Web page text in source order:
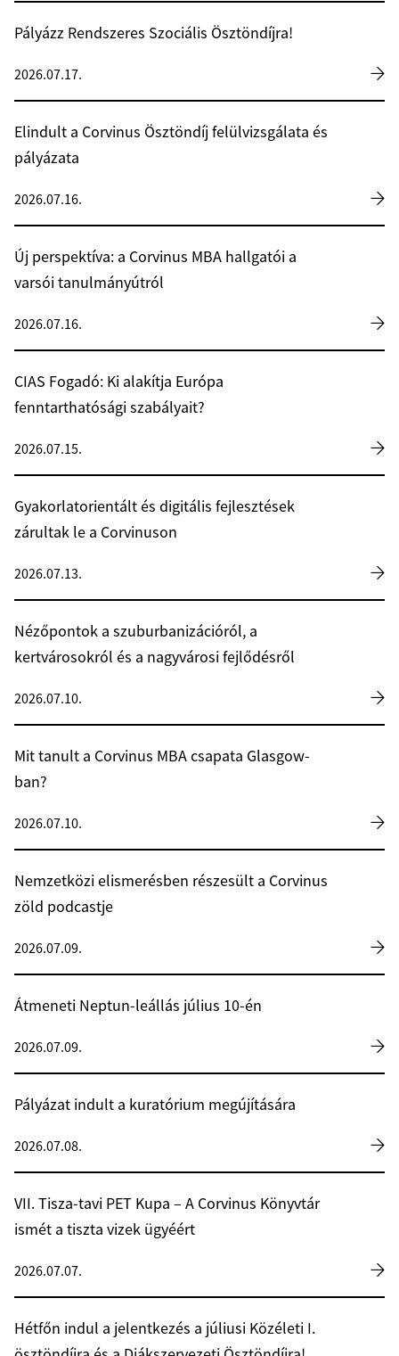
Pályázz Rendszeres Szociális Ösztöndíjra!
2026.07.17.
Elindult a Corvinus Ösztöndíj felülvizsgálata és
pályázata
2026.07.16.
Új perspektíva: a Corvinus MBA hallgatói a
varsói tanulmányútról
2026.07.16.
CIAS Fogadó: Ki alakítja Európa
fenntarthatósági szabályait?
2026.07.15.
Gyakorlatorientált és digitális fejlesztések
zárultak le a Corvinuson
2026.07.13.
Nézőpontok a szuburbanizációról, a
kertvárosokról és a nagyvárosi fejlődésről
2026.07.10.
Mit tanult a Corvinus MBA csapata Glasgow-
ban?
2026.07.10.
Nemzetközi elismerésben részesült a Corvinus
zöld podcastje
2026.07.09.
Átmeneti Neptun-leállás július 10-én
2026.07.09.
Pályázat indult a kuratórium megújítására
2026.07.08.
VII. Tisza-tavi PET Kupa – A Corvinus Könyvtár
ismét a tiszta vizek ügyéért
2026.07.07.
Hétfőn indul a jelentkezés a júliusi Közéleti I.